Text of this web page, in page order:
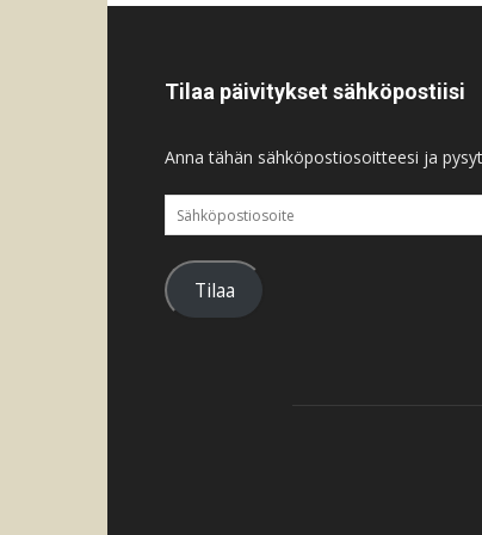
Tilaa päivitykset sähköpostiisi
Anna tähän sähköpostiosoitteesi ja
Sähköpostiosoite
Tilaa